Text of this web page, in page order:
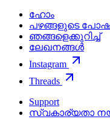
ഹോം
പഴങ്ങളുടെ
ഞങ്ങളെക്കുറിച്ച്
ലേഖനങ്ങൾ
Instagram
Threads
Support
സ്വകാര്യതാ